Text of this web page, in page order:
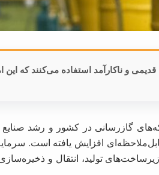
قدیمی و ناکارآمد استفاده می‌کنند که
گازرسانی در کشور و رشد
افزایش یافته است.
تولید، انتقال و